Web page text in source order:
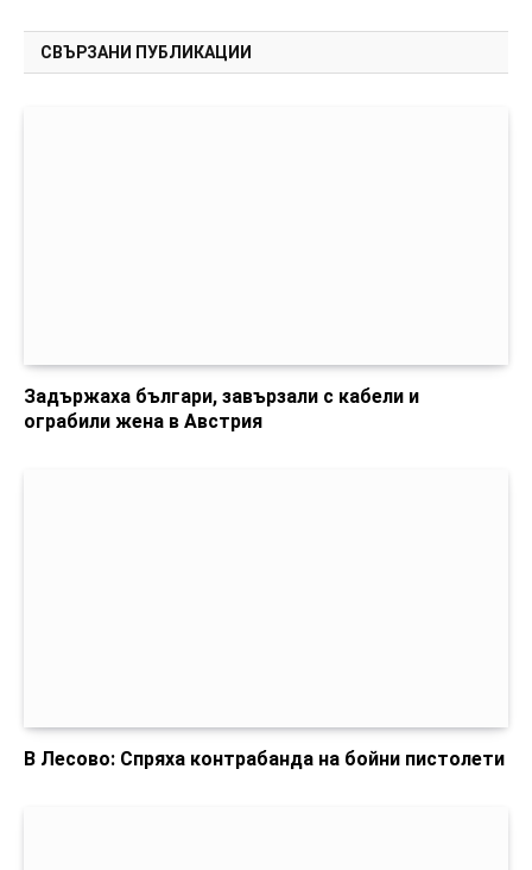
СВЪРЗАНИ ПУБЛИКАЦИИ
Задържаха българи, завързали с кабели и
ограбили жена в Австрия
В Лесово: Спряха контрабанда на бойни пистолети